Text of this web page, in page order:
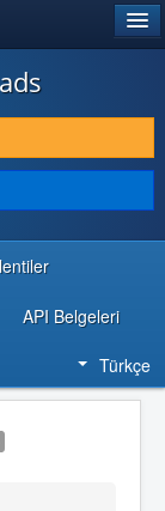
API Belgeleri
Türkçe